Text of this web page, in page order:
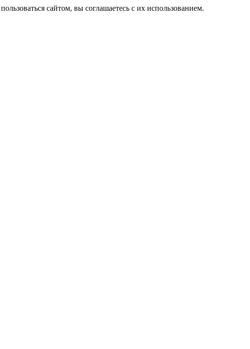
сайтом, вы соглашаетесь с их использованием.